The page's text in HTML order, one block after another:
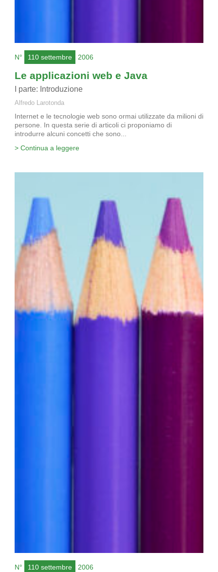
N° 110 settembre 2006
Le applicazioni web e Java
I parte: Introduzione
Alfredo Larotonda
Internet e le tecnologie web sono ormai utilizzate da milioni di
persone. In questa serie di articoli ci proponiamo di
introdurre alcuni concetti che sono...
> Continua a leggere
N° 110 settembre 2006